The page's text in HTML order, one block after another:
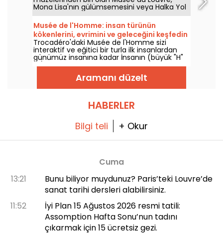
Mona Lisa'nın gülümsemesini veya Halka Yol
Gösteren Özgürlük'ün coşkusunu
düşünmeye gelen yılda 8 milyon ziyaretçinin
de kanıtladığı gibi, sergilediği birçok
başyapıtla Fransız ve Avrupa kültürünü
tanıtmaktadır. Burası, sanatın iki yüzyıldır
geliştiği, tarihle iç içe bir yer ve Paris'te
kalıyorsanız mutlaka görmeniz gereken bir
yer!
Musée de l'Homme: insan türünün
kökenlerini, evrimini ve geleceğini keşfedin
Trocadéro'daki Musée de l'Homme sizi
interaktif ve eğitici bir turla ilk insanlardan
günümüz insanına kadar İnsanın (büyük "H"
ile) evrimini keşfetmeye davet ediyor.
Aramanı düzelt
HABERLER
Bilgi teli + Okur
Cuma
13:21
Bunu biliyor muydunuz? Paris’teki Louvre’de
sanat tarihi dersleri alabilirsiniz.
11:52
İyi Plan 15 Ağustos 2026 resmi tatili:
Assomption Hafta Sonu’nun tadını
çıkarmak için 15 ücretsiz gezi.